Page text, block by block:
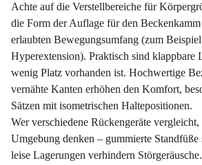
Achte auf die Verstellbereiche für
die Form der Auflage für den
erlaubten Bewegungsumfang (zum
Hyperextension). Praktisch sind klappbare
wenig Platz vorhanden ist. Hochwertige
vernähte Kanten erhöhen den Komfort,
Sätzen mit isometrischen Haltepositionen.
Wer verschiedene Rückengeräte
Umgebung denken – gummierte Standfüße
leise Lagerungen verhindern